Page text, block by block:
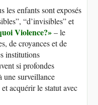
les enfants sont exposés
“d’invisibles” et
Violence?»– le
de croyances et de
institutions
si profondes
une surveillance
acquérir le statut avec